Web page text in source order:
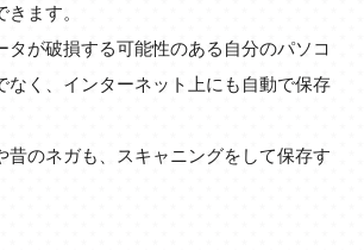
ます。
タが破損する可能性のある自分のパソコ
なく、インターネット上にも自動で保存
昔のネガも、スキャニングをして保存す